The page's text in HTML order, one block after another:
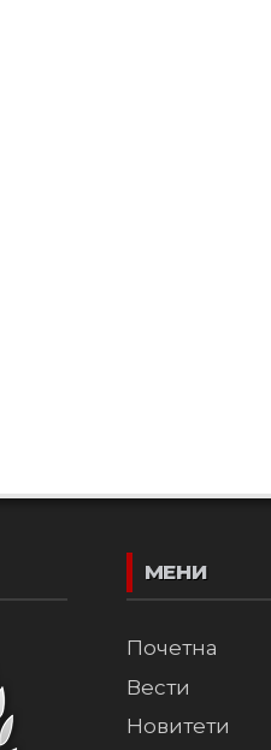
МЕНИ
Почетна
Вести
Новитети